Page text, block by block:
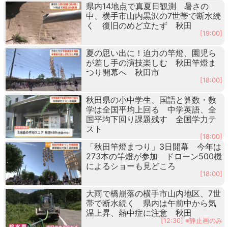
県内14地点で真夏日観測 暑さの
中、横手市山内黒沢の7世帯で断水続
く 復旧のめど立たず 秋田
[19:00]
夏の思い出に！迫力の竿燈、園児ら
が差し手の演技楽しむ 秋田竿燈ま
つり開幕へ 秋田市
[18:00]
秋田県の小中学生、国語と算数・数
学は全国平均上回る 中学英語、全
国平均下回り課題残す 全国学力テ
スト
[18:00]
「秋田竿燈まつり」3日開幕 今年は
273本の竿燈が参加 ドローン500機
によるショーも見どころ
[18:00]
大雨で橋崩落の横手市山内地区、7世
帯で断水続く 県内は午前中から気
温上昇、熱中症に注意 秋田
[12:30] ※静止画のみ